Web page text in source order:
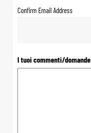
Confirm Email Address
I tuoi commenti/domande